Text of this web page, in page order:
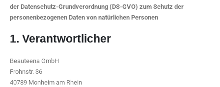
der Datenschutz-Grundverordnung (DS-GVO) zum Schutz der
personenbezogenen Daten von natürlichen Personen
1. Verantwortlicher
Beauteena GmbH
Frohnstr. 36
40789 Monheim am Rhein